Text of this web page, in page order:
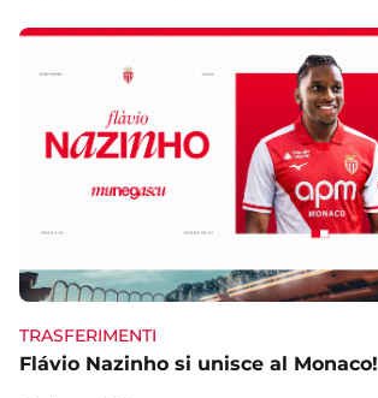
TRASFERIMENTI
Flávio Nazinho si unisce al Monaco!